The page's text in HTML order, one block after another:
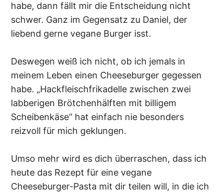
habe, dann fällt mir die Entscheidung nicht
schwer. Ganz im Gegensatz zu Daniel, der
liebend gerne vegane Burger isst.
Deswegen weiß ich nicht, ob ich jemals in
meinem Leben einen Cheeseburger gegessen
habe. „Hackfleischfrikadelle zwischen zwei
labberigen Brötchenhälften mit billigem
Scheibenkäse“ hat einfach nie besonders
reizvoll für mich geklungen.
Umso mehr wird es dich überraschen, dass ich
heute das Rezept für eine vegane
Cheeseburger-Pasta mit dir teilen will, in die ich